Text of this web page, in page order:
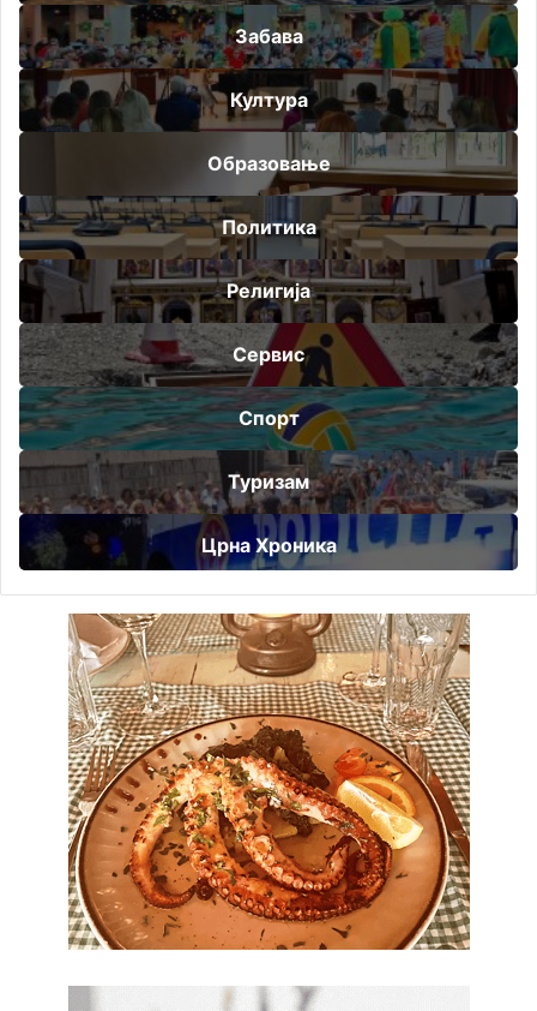
Забава
Култура
Образовање
Политика
Религија
Сервис
Спорт
Туризам
Црна Хроника